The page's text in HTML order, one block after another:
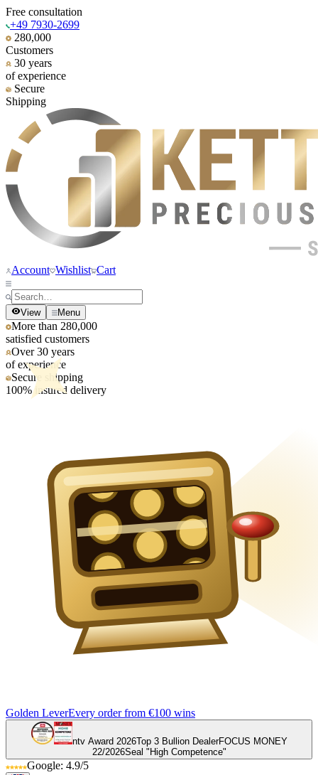
Free consultation
+49 7930-2699
280,000
Customers
30 years
of experience
Secure
Shipping
Account Wishlist Cart
View Menu
More than 280,000
satisfied customers
Over 30 years
of experience
Secure shipping
100% insured delivery
Golden LeverEvery order from €100 wins
ntv Award 2026Top 3 Bullion DealerFOCUS MONEY
22/2026Seal "High Competence"
Google: 4.9/5